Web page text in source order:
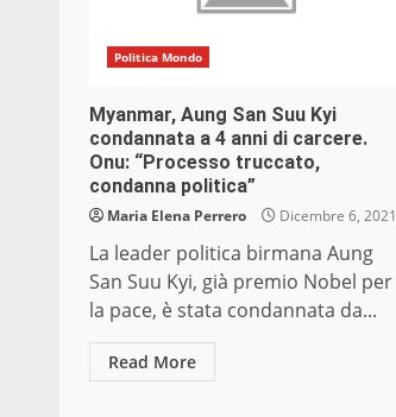
Politica Mondo
Myanmar, Aung San Suu Kyi
condannata a 4 anni di carcere.
Onu: “Processo truccato,
condanna politica”
Maria Elena Perrero Dicembre 6, 2021
La leader politica birmana Aung
San Suu Kyi, già premio Nobel per
la pace, è stata condannata da...
Read More